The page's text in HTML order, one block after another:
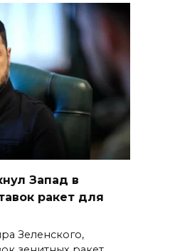
Запад в
ракет для
Зеленского,